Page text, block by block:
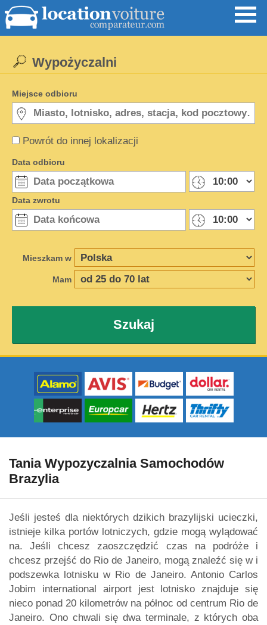
Powrót do innej lokalizacji
Wypożyczalni
Miejsce odbioru
Data odbioru
Data zwrotu
Mieszkam w
Mam
Szukaj
Tania Wypozyczalnia Samochodów
Brazylia
Jeśli jesteś dla niektórych dzikich brazylijski ucieczki,
istnieje kilka portów lotniczych, gdzie mogą wylądować
na. Jeśli chcesz zaoszczędzić czas na podróże i
chcesz przejść do Rio de Janeiro, mogą znaleźć się w i
podszewka lotnisku w Rio de Janeiro. Antonio Carlos
Jobim international airport jest lotnisko znajduje się
nieco ponad 20 kilometrów na północ od centrum Rio de
Janeiro. Ono chwali się dwa terminale, z których oba